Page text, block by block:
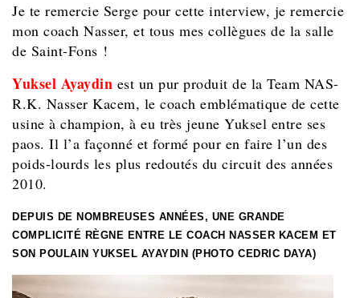
Je te remercie Serge pour cette interview, je remercie
mon coach Nasser, et tous mes collègues de la salle
de Saint-Fons !
Yuksel Ayaydin est un pur produit de la Team NAS-
R.K. Nasser Kacem, le coach emblématique de cette
usine à champion, à eu très jeune Yuksel entre ses
paos. Il l’a façonné et formé pour en faire l’un des
poids-lourds les plus redoutés du circuit des années
2010.
DEPUIS DE NOMBREUSES ANNÉES, UNE GRANDE
COMPLICITÉ RÈGNE ENTRE LE COACH NASSER KACEM ET
SON POULAIN YUKSEL AYAYDIN (PHOTO CEDRIC DAYA)